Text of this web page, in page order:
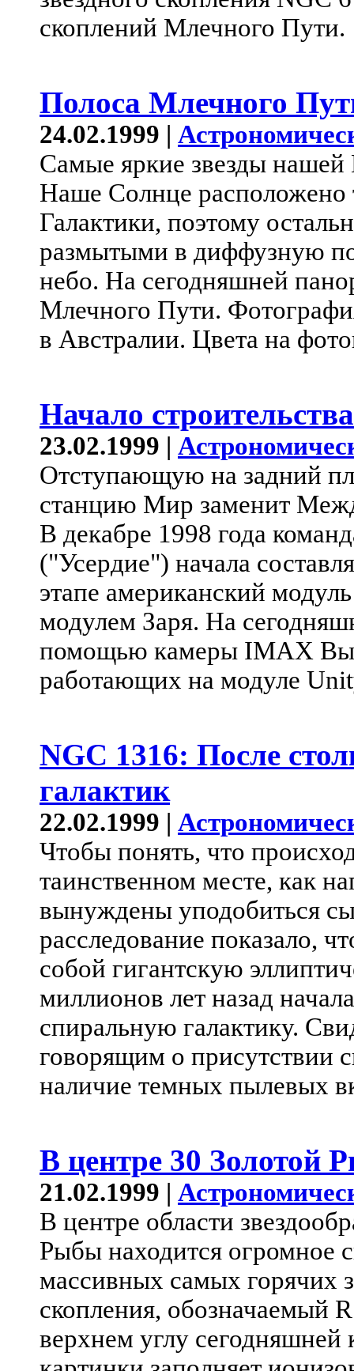
скоплений Млечного Пути.
Полоса Млечного
24.02.1999 |
Самые яркие звезды нашей
Наше Солнце расположено
Галактики, поэтому
размытыми в диффузную
небо. На сегодняшней
Млечного Пути.
в Австралии. Цвета на
Начало
23.02.1999 |
Отступающую на задний
станцию Мир заменит
В декабре 1998 года
("Усердие") начала
этапе американский
модулем Заря. На
помощью камеры IMAX Вы
работающих на модуле
NGC 1316: После
галактик
22.02.1999 |
Чтобы понять, что
таинственном месте, как
вынуждены уподобиться
расследование показало,
собой гигантскую
миллионов лет назад
спиральную галактику.
говорящим о присутствии
наличие темных пылевых
В центре 30 Золотой
21.02.1999 |
В центре области
Рыбы находится огромное
массивных самых горячих
скопления, обозначаемый
верхнем углу